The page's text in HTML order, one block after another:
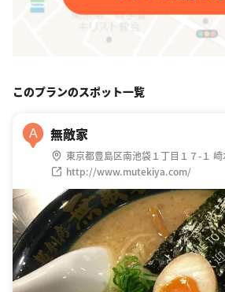
このプランのスポット一覧
A 無敵家
東京都豊島区南池袋１丁目１７-１
http://www.mutekiya.com/